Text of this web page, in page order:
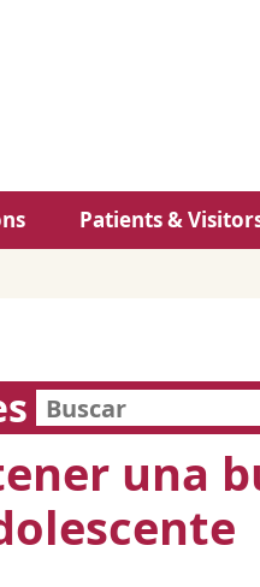
Patients &
una